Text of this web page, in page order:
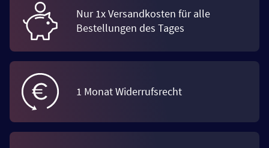
Nur 1x Versandkosten für alle
Bestellungen des Tages
1 Monat Widerrufsrecht